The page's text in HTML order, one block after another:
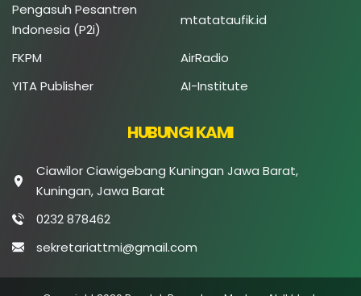
Pengasuh Pesantren
Indonesia (P2i)
mtatataufik.id
FKPM
AirRadio
YITA Publisher
AI-Institute
HUBUNGI KAMI
Ciawilor Ciawigebang Kuningan Jawa Barat,
Kuningan, Jawa Barat
0232 878462
sekretariattmi@gmail.com